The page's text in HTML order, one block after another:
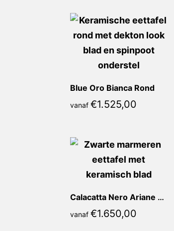
Blue Oro Bianca Rond
vanaf €1.525,00
Calacatta Nero Ariane Rond
vanaf €1.650,00